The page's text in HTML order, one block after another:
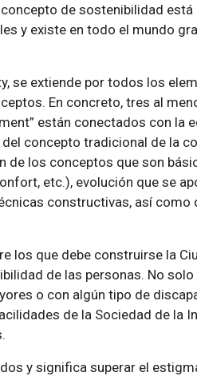
de sostenibilidad
y existe en todo el mundo
se extiende por todos los
En concreto, tres al
están conectados con la
concepto tradicional de la
de los conceptos que son
etc.), evolución que se
constructivas, así como
los que debe construirse la
de las personas. No
o con algún tipo de
de la Sociedad de la
y significa superar el